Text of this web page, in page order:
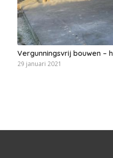
Vergunningsvrij bouwen –
29 januari 2021